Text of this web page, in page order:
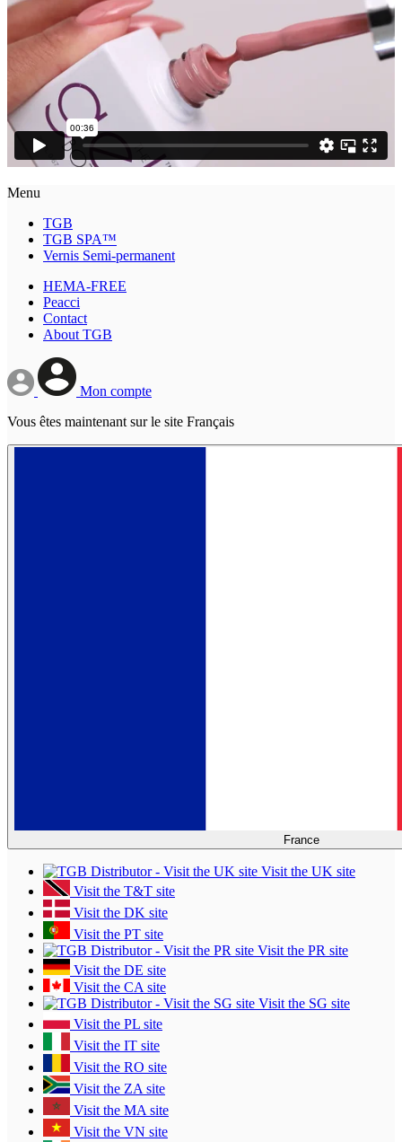
Menu
TGB
TGB SPA™
Vernis Semi-permanent
HEMA-FREE
Peacci
Contact
About TGB
Mon compte
Vous êtes maintenant sur le site Français
France
Visit the UK site
Visit the T&T site
Visit the DK site
Visit the PT site
Visit the PR site
Visit the DE site
Visit the CA site
Visit the SG site
Visit the PL site
Visit the IT site
Visit the RO site
Visit the ZA site
Visit the MA site
Visit the VN site